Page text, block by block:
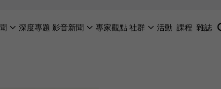
深度專題 影音新聞 專家觀點社群 活動 課程 雜誌